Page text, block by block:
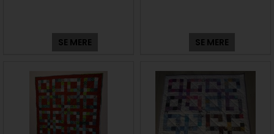
SE MERE SE MERE